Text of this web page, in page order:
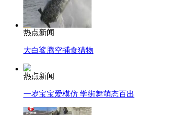
热点新闻
大白鲨腾空捕食猎物
热点新闻
一岁宝宝爱模仿 学街舞萌态百出